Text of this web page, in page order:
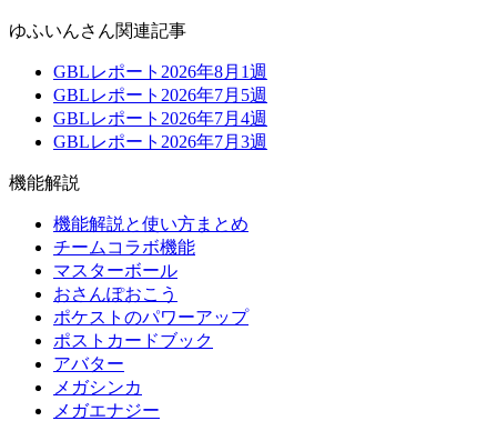
ゆふいんさん関連記事
GBLレポート2026年8月1週
GBLレポート2026年7月5週
GBLレポート2026年7月4週
GBLレポート2026年7月3週
機能解説
機能解説と使い方まとめ
チームコラボ機能
マスターボール
おさんぽおこう
ポケストのパワーアップ
ポストカードブック
アバター
メガシンカ
メガエナジー